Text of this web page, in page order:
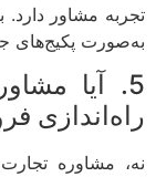
تجربه مشاور
به‌صورت پکیج‌های
5. آیا
راه‌اندازی
نه، مشاوره